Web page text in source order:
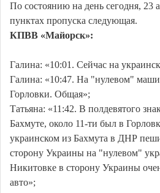
По состоянию на день сегодня, 23
пунктах пропуска следующая.
КПВВ «Майорск»:
Галина: «10:01. Сейчас на
Галина: «10:47. На "нулевом"
Горловки. Общая»;
Татьяна: «11:42. В полдевятого
Бахмуте, около 11-ти был в
украинском из Бахмута в ДНР
сторону Украины на "нулевом"
Никитовке в сторону Украины
авто»;